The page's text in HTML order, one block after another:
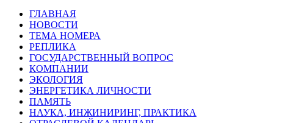
ГЛАВНАЯ
НОВОСТИ
ТЕМА НОМЕРА
РЕПЛИКА
ГОСУДАРСТВЕННЫЙ ВОПРОС
КОМПАНИИ
ЭКОЛОГИЯ
ЭНЕРГЕТИКА ЛИЧНОСТИ
ПАМЯТЬ
НАУКА, ИНЖИНИРИНГ, ПРАКТИКА